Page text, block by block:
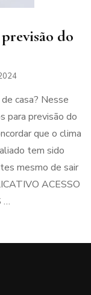
do
casa? Nesse
para previsão do
que o clima
tem sido
mesmo de sair
ACESSO
…